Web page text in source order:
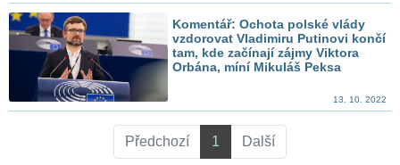
Komentář: Ochota polské vlády
vzdorovat Vladimiru Putinovi končí
tam, kde začínají zájmy Viktora
Orbána, míní Mikuláš Peksa
13. 10. 2022
Předchozí 1 Další